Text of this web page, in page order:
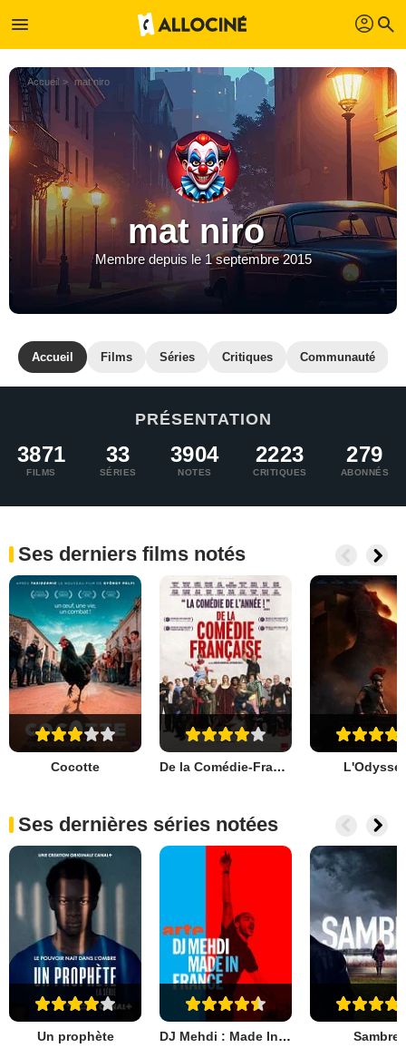
menu profil search
Accueil mat niro
mat niro
Membre depuis le 1 septembre 2015
Accueil Films Séries Critiques Communauté
PRÉSENTATION
3871
FILMS
33
SÉRIES
3904
NOTES
2223
CRITIQUES
279
ABONNÉS
Ses derniers films notés
Cocotte De la Comédie-Française
Ses dernières séries notées
Un prophète DJ Mehdi : Made In France Sambre